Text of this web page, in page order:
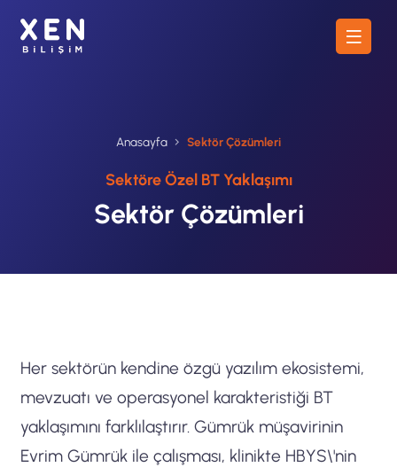
Anasayfa Sektör Çözümleri
Sektöre Özel BT Yaklaşımı
Sektör Çözümleri
Her sektörün kendine özgü yazılım ekosistemi,
mevzuatı ve operasyonel karakteristiği BT
yaklaşımını farklılaştırır. Gümrük müşavirinin
Evrim Gümrük ile çalışması, klinikte HBYS\'nin